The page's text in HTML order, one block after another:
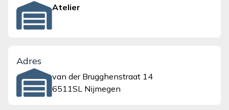
Atelier
Adres
van der Brugghenstraat 14
6511SL Nijmegen